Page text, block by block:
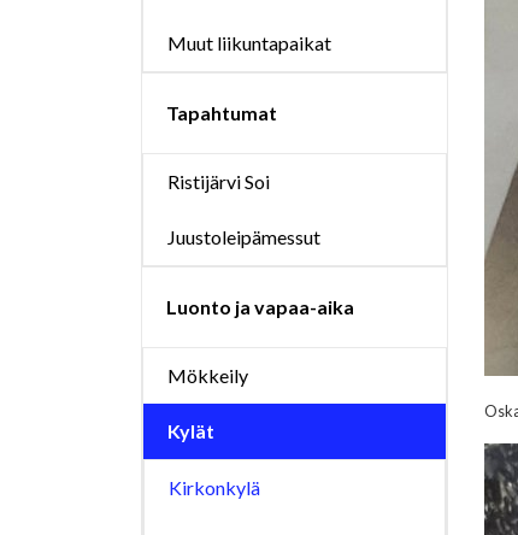
Muut liikuntapaikat
Tapahtumat
Ristijärvi Soi
Juustoleipämessut
Luonto ja vapaa-aika
Mökkeily
Kylät
Kirkonkylä